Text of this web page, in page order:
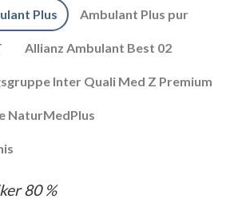
Plus Ambulant Plus pur
Allianz Ambulant Best 02
Inter Quali Med Z Premium
NaturMedPlus
80 %